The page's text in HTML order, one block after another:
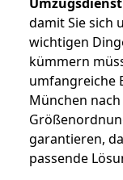
damit Sie sich
wichtigen
kümmern
umfangreiche
München
garantieren,
passende